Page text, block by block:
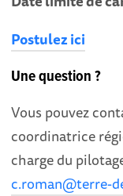
Postulez ici
Une question ?
Vous pouvez
coordinatrice
charge du
c.roman@terre-